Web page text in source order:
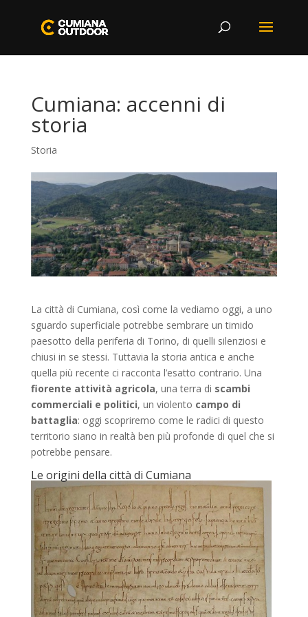
Cumiana: accenni di
storia
Storia
La città di Cumiana, così come la vediamo oggi, a uno
sguardo superficiale potrebbe sembrare un timido
paesotto della periferia di Torino, di quelli silenziosi e
chiusi in se stessi. Tuttavia la storia antica e anche
quella più recente ci racconta l’esatto contrario. Una
fiorente attività agricola, una terra di scambi
commerciali e politici, un violento campo di
battaglia: oggi scopriremo come le radici di questo
territorio siano in realtà ben più profonde di quel che si
potrebbe pensare.
Le origini della città di Cumiana